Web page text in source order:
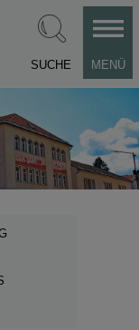
SUCHE MENÜ